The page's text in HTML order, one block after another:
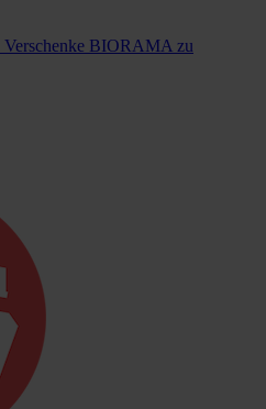
Verschenke BIORAMA zu